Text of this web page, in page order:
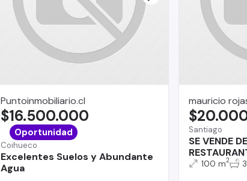
Puntoinmobiliario.cl
Coihueco
Excelentes Suelos y Abundante
Agua
$16.500.000
Oportunidad
mauricio
Santiago
SE VENDE
100 m2 3